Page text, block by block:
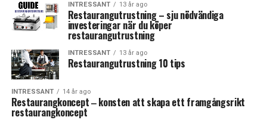
INTRESSANT 13 år ago
Restaurangutrustning – sju nödvändiga
investeringar när du köper
restaurangutrustning
INTRESSANT 13 år ago
Restaurangutrustning 10 tips
INTRESSANT 14 år ago
Restaurangkoncept ‒ konsten att skapa ett framgångsrikt
restaurangkoncept